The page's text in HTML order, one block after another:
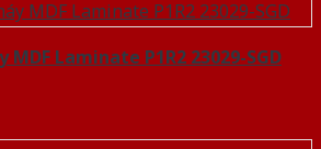
MDF Laminate P1R2 23029-SGD